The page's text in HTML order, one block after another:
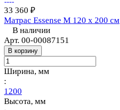
33 360 ₽
Матрас Essense M 120 х 200 см
В наличии
Арт. 00-00087151
В корзину
Ширина, мм
:
1200
Высота, мм